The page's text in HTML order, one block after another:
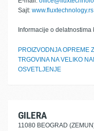
Sajt: www.fluxtechnology.rs
Informacije o
PROIZVODNJA OPREME
TRGOVINA NA VELIKO
OSVETLJENJE
GILERA
11080 BEOGRAD